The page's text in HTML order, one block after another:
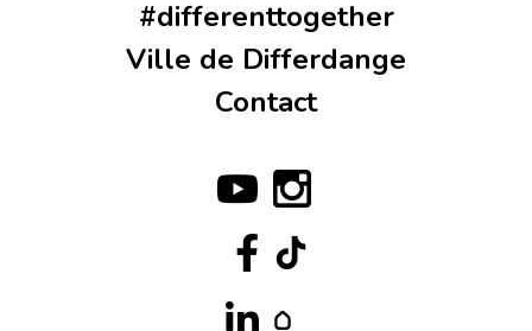
#differenttogether
Ville de Differdange
Contact